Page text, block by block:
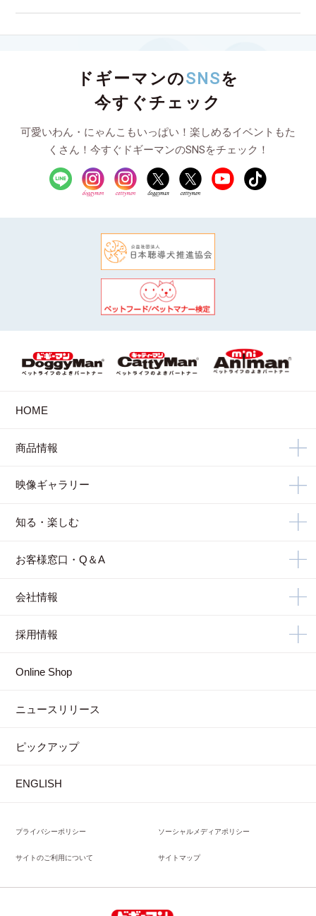
ドギーマンのSNSを
今すぐチェック
可愛いわん・にゃんこもいっぱい！楽しめるイベントもた
くさん！今すぐドギーマンのSNSをチェック！
HOME
商品情報
映像ギャラリー
知る・楽しむ
お客様窓口・Q＆A
会社情報
採用情報
Online Shop
ニュースリリース
ピックアップ
ENGLISH
プライバシーポリシー ソーシャルメディアポリシー
サイトのご利用について サイトマップ